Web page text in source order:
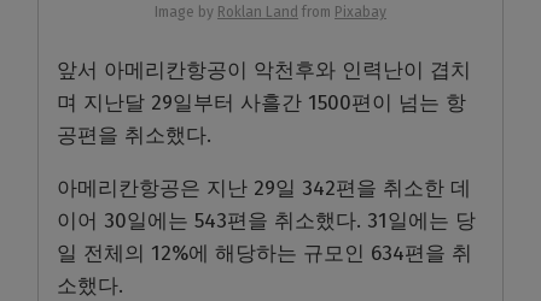
Image by Roklan Land from Pixabay
앞서 아메리칸항공이 악천후와 인력난이 겹치
며 지난달 29일부터 사흘간 1500편이 넘는 항
공편을 취소했다.
아메리칸항공은 지난 29일 342편을 취소한 데
이어 30일에는 543편을 취소했다. 31일에는 당
일 전체의 12%에 해당하는 규모인 634편을 취
소했다.